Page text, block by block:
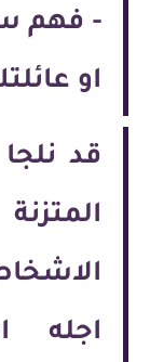
- فهم
او
قد
اجله